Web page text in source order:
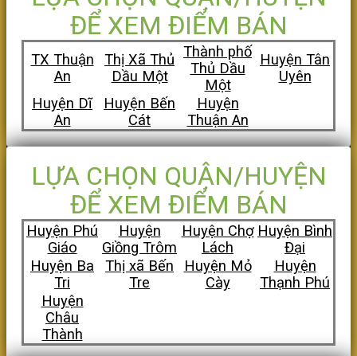
ĐỂ XEM ĐIỂM BÁN
TX Thuận
An
Thị Xã Thủ
Dầu Một
Thành phố
Thủ Dầu
Một
Huyện Tân
Uyên
Huyện Dĩ
An
Huyện Bến
Cát
Huyện
Thuận An
LỰA CHỌN QUẬN/HUYỆN
ĐỂ XEM ĐIỂM BÁN
Huyện Phú
Giáo
Huyện
Giồng Trôm
Huyện Chợ
Lách
Huyện Bình
Đại
Huyện Ba
Tri
Thị xã Bến
Tre
Huyện Mỏ
Cày
Huyện
Thạnh Phú
Huyện
Châu
Thành